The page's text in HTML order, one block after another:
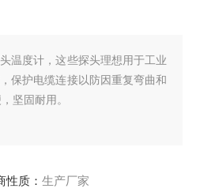
温度计，这些探头理想用于工业
保护电缆连接以防因重复弯曲和
坚固耐用。
性质： 生产厂家